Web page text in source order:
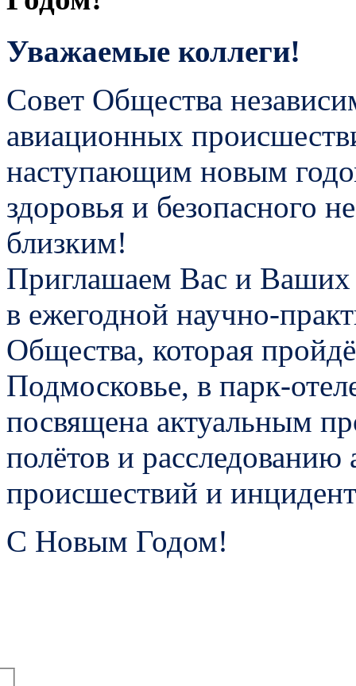
Уважаемые коллеги!
Совет Общества
авиационных
наступающим новым
здоровья и безопасного
близким!
Приглашаем Вас и Ваших
в ежегодной научно-
Общества, которая
Подмосковье, в парк-
посвящена актуальным
полётов и
происшествий и
С Новым Годом!